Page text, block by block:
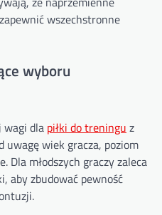
wszechstronne
wyboru
wagi dla piłki do treningu z
uwagę wiek gracza, poziom
Dla młodszych graczy zaleca
aby zbudować pewność